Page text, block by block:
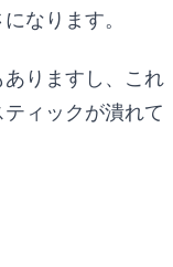
なります。
りますし、これ
ィックが潰れて